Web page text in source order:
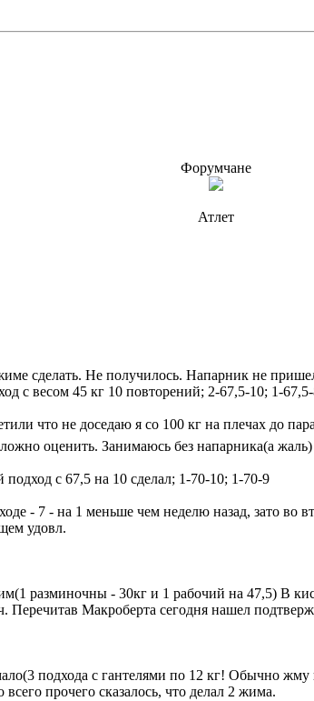
Форумчане
Атлет
сделать. Не получилось. Напарник не
с весом 45 кг 10 повторений; 2-67,5-10; 1-
что не доседаю я со 100 кг на плечах до
оценить. Занимаюсь без напарника(а
с 67,5 на 10 сделал; 1-70-10; 1-70-9
- 7 - на 1 меньше чем неделю назад, зато во
удовл.
разминочны - 30кг и 1 рабочий на 47,5) В
Перечитав Макроберта сегодня нашел
подхода с гантелями по 12 кг! Обычно
прочего сказалось, что делал 2 жима.